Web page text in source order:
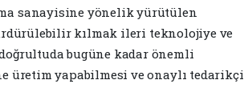
sanayisine yönelik yürütülen
kılmak ileri teknolojiye ve
bugüne kadar önemli
üretim yapabilmesi ve onaylı tedarikçi